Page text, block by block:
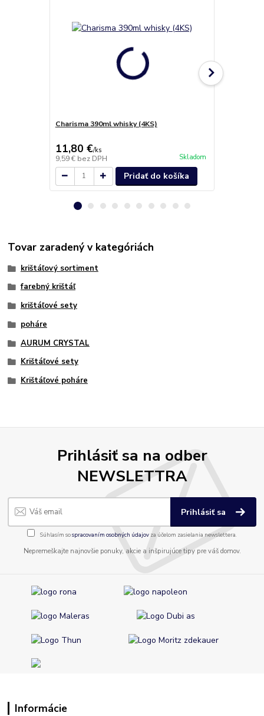
Charisma 390ml whisky (4KS)
11,80 €/ks
9,59 € bez DPH Skladom
Pridať do košíka
Tovar zaradený v kategóriách
krištáľový sortiment
farebný krištáľ
krištáľové sety
poháre
AURUM CRYSTAL
Krištáľové sety
Krištáľové poháre
Prihlásiť sa na odber
NEWSLETTRA
Prihlásiť sa
Súhlasím sospracovaním osobných údajov za účelom zasielania newslettera.
Nepremeškajte najnovšie ponuky, akcie a inšpirujúce tipy pre váš domov.
Informácie